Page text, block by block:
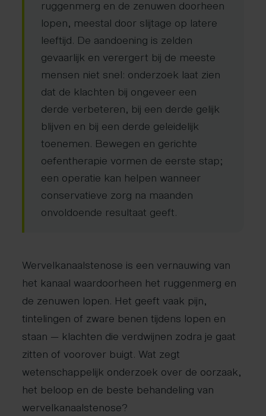
ruggenmerg en de zenuwen doorheen
lopen, meestal door slijtage op latere
leeftijd. De aandoening is zelden
gevaarlijk en verergert bij de meeste
mensen niet snel: onderzoek laat zien
dat de klachten bij ongeveer een
derde verbeteren, bij een derde gelijk
blijven en bij een derde geleidelijk
toenemen. Bewegen en gerichte
oefentherapie vormen de eerste stap;
een operatie kan helpen wanneer
conservatieve zorg na maanden
onvoldoende resultaat geeft.
Wervelkanaalstenose is een vernauwing van
het kanaal waardoorheen het ruggenmerg en
de zenuwen lopen. Het geeft vaak pijn,
tintelingen of zware benen tijdens lopen en
staan — klachten die verdwijnen zodra je gaat
zitten of voorover buigt. Wat zegt
wetenschappelijk onderzoek over de oorzaak,
het beloop en de beste behandeling van
wervelkanaalstenose?